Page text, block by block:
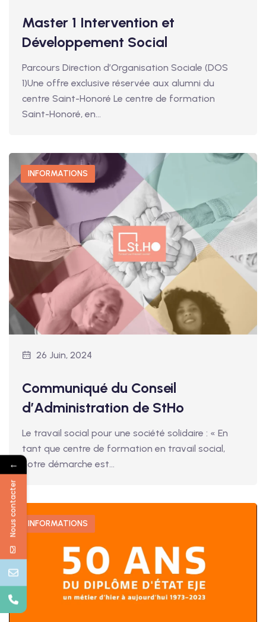
Master 1 Intervention et
Développement Social
Parcours Direction d’Organisation Sociale (DOS
1)Une offre exclusive réservée aux alumni du
centre Saint-Honoré Le centre de formation
Saint-Honoré, en…
INFORMATIONS
26 Juin, 2024
Communiqué du Conseil
d’Administration de StHo
Le travail social pour une société solidaire : « En
tant que centre de formation en travail social,
notre démarche est…
INFORMATIONS
←
Nous contacter